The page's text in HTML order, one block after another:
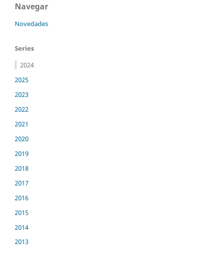
Navegar
Novedades
Series
2024
2025
2023
2022
2021
2020
2019
2018
2017
2016
2015
2014
2013